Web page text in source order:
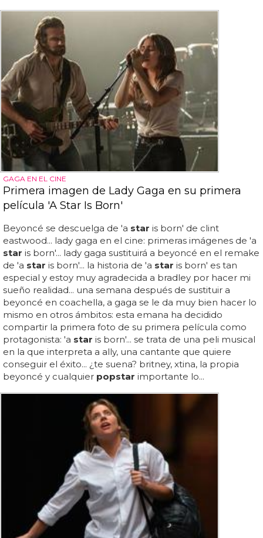
GAGA EN EL CINE
Primera imagen de Lady Gaga en su primera
película 'A Star Is Born'
Beyoncé se descuelga de 'a star is born' de clint
eastwood... lady gaga en el cine: primeras imágenes de 'a
star is born'... lady gaga sustituirá a beyoncé en el remake
de 'a star is born'... la historia de 'a star is born' es tan
especial y estoy muy agradecida a bradley por hacer mi
sueño realidad... una semana después de sustituir a
beyoncé en coachella, a gaga se le da muy bien hacer lo
mismo en otros ámbitos: esta emana ha decidido
compartir la primera foto de su primera película como
protagonista: 'a star is born'... se trata de una peli musical
en la que interpreta a ally, una cantante que quiere
conseguir el éxito... ¿te suena? britney, xtina, la propia
beyoncé y cualquier popstar importante lo...